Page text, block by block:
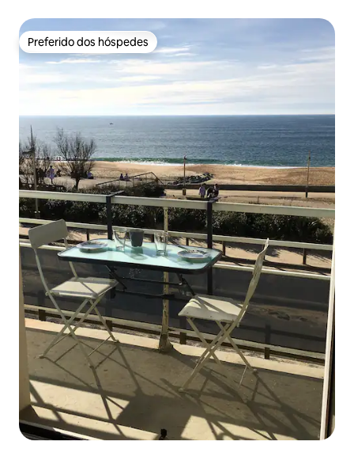
Preferido dos hóspedes
Preferido dos hóspedes